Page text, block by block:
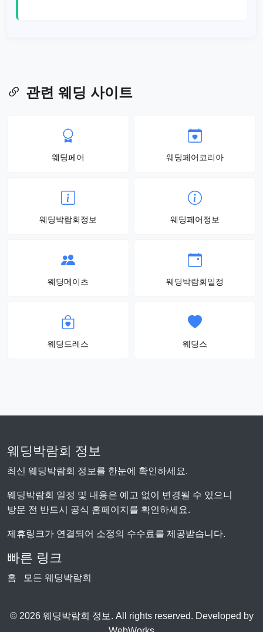
관련 웨딩 사이트
웨딩페어 웨딩페어코리아
웨딩박람회정보 웨딩페어정보
웨딩메이츠 웨딩박람회일정
웨딩드레스 웨딩스
웨딩박람회 정보
최신 웨딩박람회 정보를 한눈에 확인하세요.
웨딩박람회 일정 및 내용은 예고 없이 변경될 수 있으니
방문 전 반드시 공식 홈페이지를 확인하세요.
제휴링크가 연결되어 소정의 수수료를 제공받습니다.
빠른 링크
홈 모든 웨딩박람회
© 2026 웨딩박람회 정보. All rights reserved. Developed by